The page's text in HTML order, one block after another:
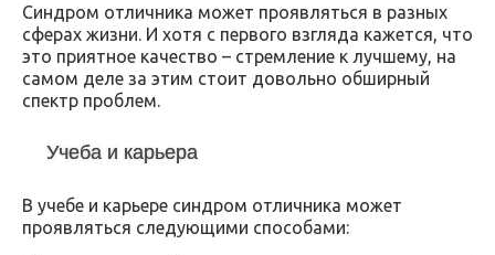
Синдром отличника может проявляться в разных
сферах жизни. И хотя с первого взгляда кажется, что
это приятное качество – стремление к лучшему, на
самом деле за этим стоит довольно обширный
спектр проблем.
Учеба и карьера
В учебе и карьере синдром отличника может
проявляться следующими способами: